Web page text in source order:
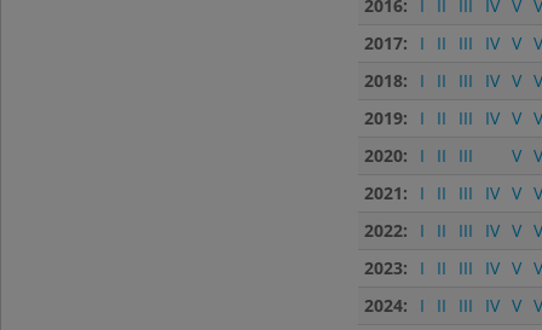
2016: IV V
2017:
I II III IV V
2018:
I II III IV V
2019:
I II III IV V
2020:
I II III V
2021:
I II III IV V
2022:
I II III IV V
2023:
I II III IV V
2024:
I II III IV V